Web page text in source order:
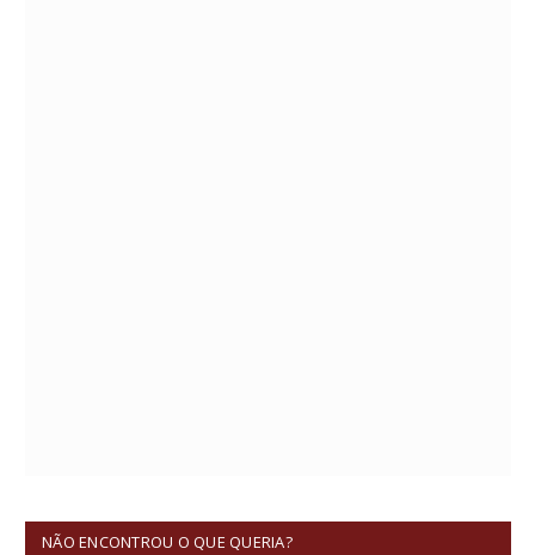
NÃO ENCONTROU O QUE QUERIA?